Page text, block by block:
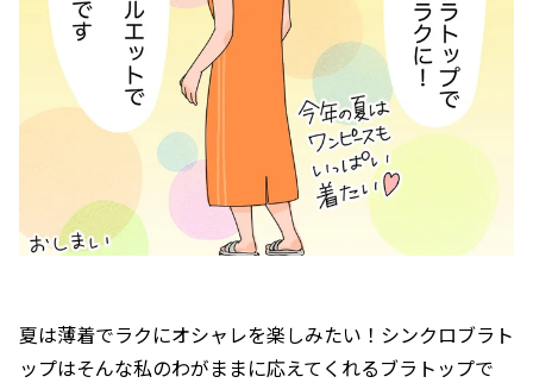
夏は薄着でラクにオシャレを楽しみたい！シンクロブラト
ップはそんな私のわがままに応えてくれるブラトップで